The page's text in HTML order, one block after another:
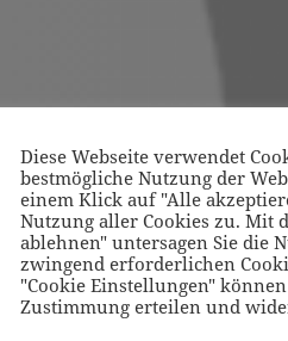
Diese Webseite verwendet
bestmögliche Nutzung der
einem Klick auf "Alle
Nutzung aller Cookies zu. Mit
ablehnen" untersagen Sie die
zwingend erforderlichen
"Cookie Einstellungen"
Zustimmung erteilen und